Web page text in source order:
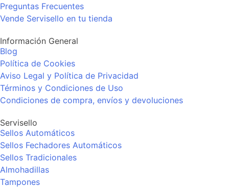
Preguntas Frecuentes
Vende Servisello en tu tienda
Información General
Blog
Política de Cookies
Aviso Legal y Política de Privacidad
Términos y Condiciones de Uso
Condiciones de compra, envíos y devoluciones
Servisello
Sellos Automáticos
Sellos Fechadores Automáticos
Sellos Tradicionales
Almohadillas
Tampones